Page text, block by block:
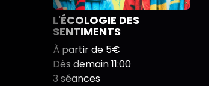
L'ÉCOLOGIE DES
SENTIMENTS
À partir de 5€
Dès demain 11:00
3 séances